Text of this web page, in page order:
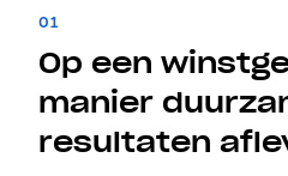
01
Op een
manier
resultaten